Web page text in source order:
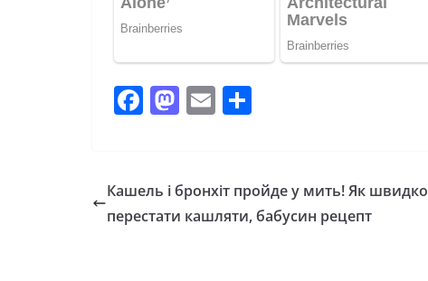
F
e
b
M
o
d
E
l л
и
Кашель і бронхіт пройде у мить! Як швидко
перестати кашляти, бабусин рецепт